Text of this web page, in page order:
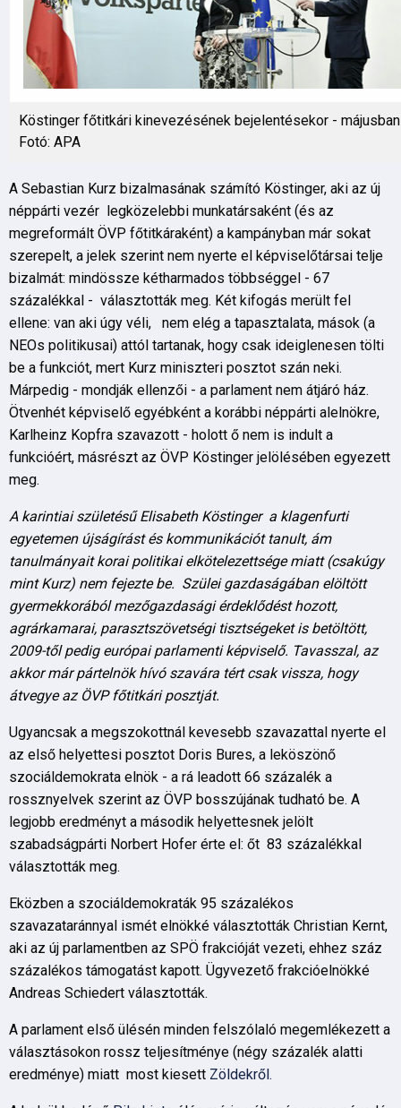
Köstinger főtitkári kinevezésének bejelentésekor - májusban
Fotó: APA
A Sebastian Kurz bizalmasának számító Köstinger, aki az új
néppárti vezér legközelebbi munkatársaként (és az
megreformált ÖVP főtitkáraként) a kampányban már sokat
szerepelt, a jelek szerint nem nyerte el képviselőtársai telje
bizalmát: mindössze kétharmados többséggel - 67
százalékkal - választották meg. Két kifogás merült fel
ellene: van aki úgy véli, nem elég a tapasztalata, mások (a
NEOs politikusai) attól tartanak, hogy csak ideiglenesen tölti
be a funkciót, mert Kurz miniszteri posztot szán neki.
Márpedig - mondják ellenzői - a parlament nem átjáró ház.
Ötvenhét képviselő egyébként a korábbi néppárti alelnökre,
Karlheinz Kopfra szavazott - holott ő nem is indult a
funkcióért, másrészt az ÖVP Köstinger jelölésében egyezett
meg.
A karintiai születésű Elisabeth Köstinger a klagenfurti
egyetemen újságírást és kommunikációt tanult, ám
tanulmányait korai politikai elkötelezettsége miatt (csakúgy
mint Kurz) nem fejezte be. Szülei gazdaságában elöltött
gyermekkorából mezőgazdasági érdeklődést hozott,
agrárkamarai, parasztszövetségi tisztségeket is betöltött,
2009-től pedig európai parlamenti képviselő. Tavasszal, az
akkor már pártelnök hívó szavára tért csak vissza, hogy
átvegye az ÖVP főtitkári posztját.
Ugyancsak a megszokottnál kevesebb szavazattal nyerte el
az első helyettesi posztot Doris Bures, a leköszönő
szociáldemokrata elnök - a rá leadott 66 százalék a
rossznyelvek szerint az ÖVP bosszújának tudható be. A
legjobb eredményt a második helyettesnek jelölt
szabadságpárti Norbert Hofer érte el: őt 83 százalékkal
választották meg.
Eközben a szociáldemokraták 95 százalékos
szavazataránnyal ismét elnökké választották Christian Kernt,
aki az új parlamentben az SPÖ frakcióját vezeti, ehhez száz
százalékos támogatást kapott. Ügyvezető frakcióelnökké
Andreas Schiedert választották.
A parlament első ülésén minden felszólaló megemlékezett a
választásokon rossz teljesítménye (négy százalék alatti
eredménye) miatt most kiesett Zöldekről.